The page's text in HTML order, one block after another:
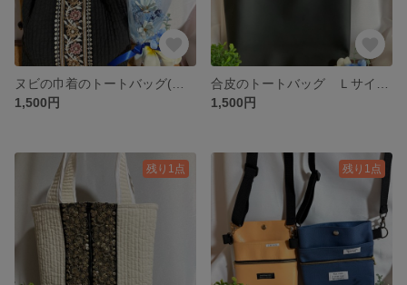
1,500円
1,500円
残り1点 残り1点